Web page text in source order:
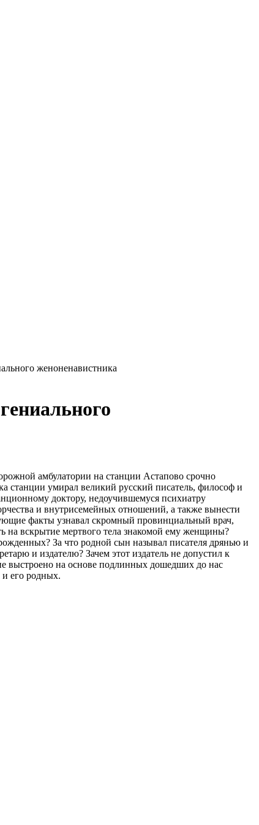
женоненавистника
амбулатории на станции Астапово срочно
станции умирал великий русский писатель, философ и
доктору, недоучившемуся психиатру
и внутрисемейных отношений, а также вынести
факты узнавал скромный провинциальный врач,
на вскрытие мертвого тела знакомой ему женщины?
За что родной сын называл писателя дрянью и
и издателю? Зачем этот издатель не допустил к
выстроено на основе подлинных дошедших до нас
и его родных.